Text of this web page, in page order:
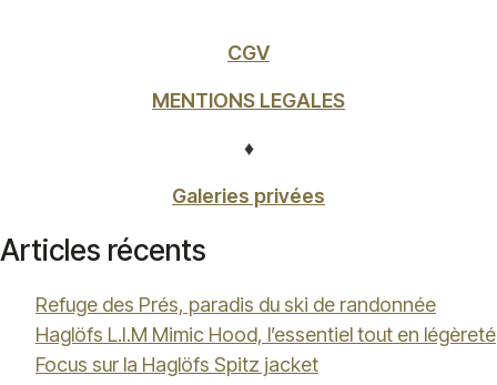
CGV
MENTIONS LEGALES
♦
Galeries privées
Articles récents
Refuge des Prés, paradis du ski de randonnée
Haglöfs L.I.M Mimic Hood, l’essentiel tout en légèreté
Focus sur la Haglöfs Spitz jacket